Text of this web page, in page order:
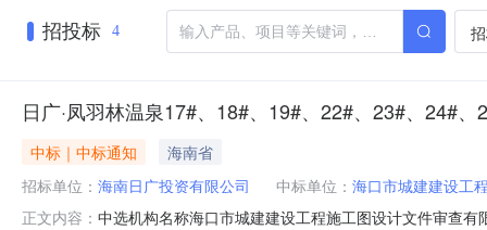
招投标 4
日广·凤羽林温泉17#、18#、19#、22#、23#、24#
中标｜中标通知
海南省
招标单位： 海南日广投资有限公司 中标单位： 海口市城建建设工
正文内容： 中选机构名称海口市城建建设工程施工图设计文件审查